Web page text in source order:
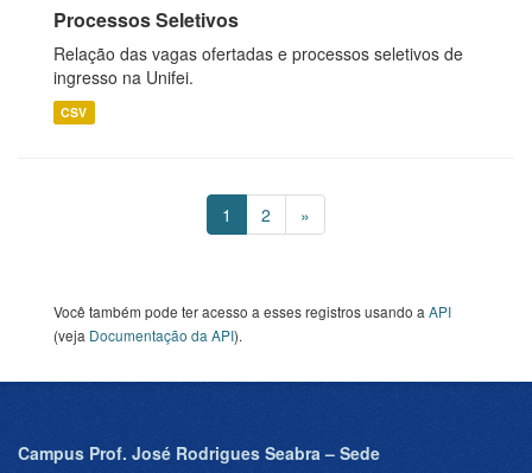
Processos Seletivos
Relação das vagas ofertadas e processos seletivos de
ingresso na Unifei.
CSV
1 2 »
Você também pode ter acesso a esses registros usando a API
(veja Documentação da API).
Campus Prof. José Rodrigues Seabra – Sede